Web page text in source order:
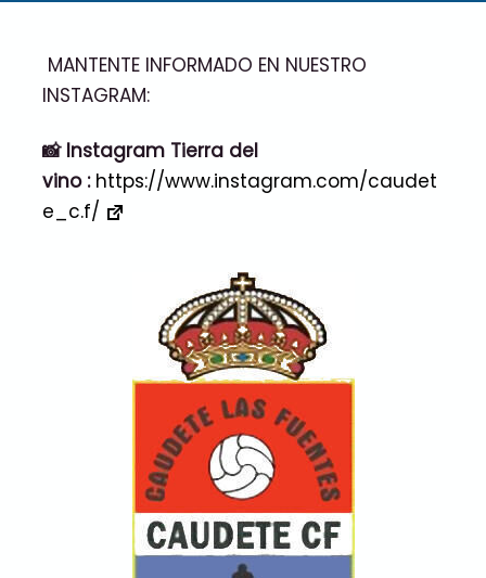
MANTENTE INFORMADO EN NUESTRO
INSTAGRAM:
📸 Instagram Tierra del
vino : https://www.instagram.com/caudet
e_c.f/